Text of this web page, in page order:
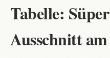
Tabelle:
Ausschnitt am